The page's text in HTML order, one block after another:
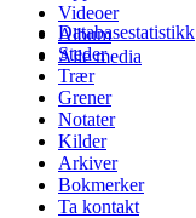
Videoer
Album
Alle media
Databasestatistikk
Steder
Trær
Grener
Notater
Kilder
Arkiver
Bokmerker
Ta kontakt